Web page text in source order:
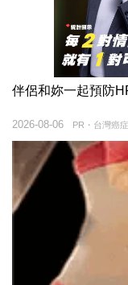
伴侶和妳一起預防
PR・台灣癌
2026-08-06